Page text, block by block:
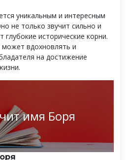
уникальным и интересным
не только звучит сильно и
исторические корни.
вдохновлять и
на достижение
имя Боря